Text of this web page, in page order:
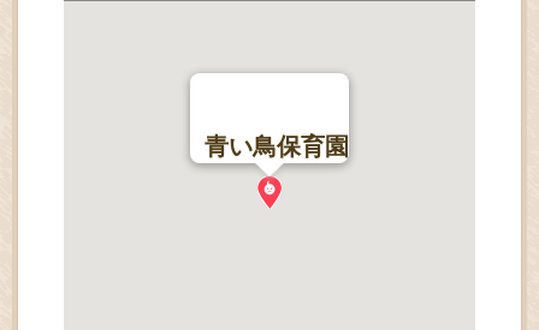
青い鳥保育園